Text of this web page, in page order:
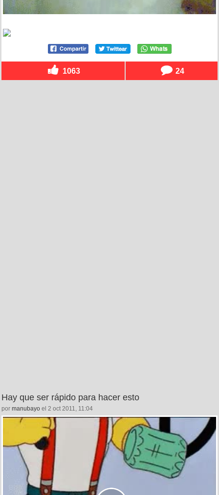
1063 24
Hay que ser rápido para hacer esto
por manubayo el 2 oct 2011, 11:04